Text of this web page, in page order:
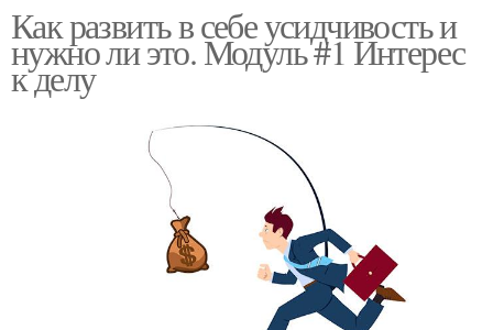
Как развить в себе усидчивость и
нужно ли это. Модуль #1 Интерес
к делу